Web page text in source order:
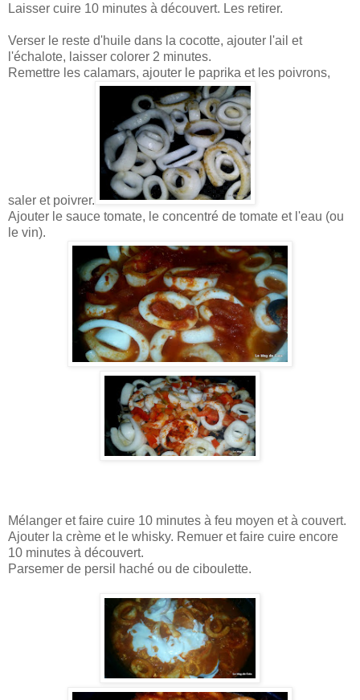
Laisser cuire 10 minutes à découvert. Les retirer.
Verser le reste d'huile dans la cocotte, ajouter l'ail et
l'échalote, laisser colorer 2 minutes.
Remettre les calamars, ajouter le paprika et les poivrons,
saler et poivrer.
Ajouter le sauce tomate, le concentré de tomate et l'eau (ou
le vin).
Mélanger et faire cuire 10 minutes à feu moyen et à couvert.
Ajouter la crème et le whisky. Remuer et faire cuire encore
10 minutes à découvert.
Parsemer de persil haché ou de ciboulette.